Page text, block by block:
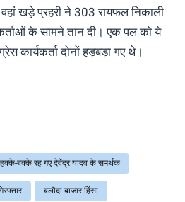
खड़े प्रहरी ने 303 रायफल निकाली
के सामने तान दी। एक पल को ये
कार्यकर्ता दोनों हड़बड़ा गए थे।
हक्के-बक्के रह गए देवेंद्र यादव के समर्थक
बलौदा बाजार हिंसा